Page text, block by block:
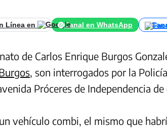
Línea en Canal en WhatsApp
de Carlos Enrique Burgos
, son interrogados por la
Próceres de Independencia
vehículo combi, el mismo que